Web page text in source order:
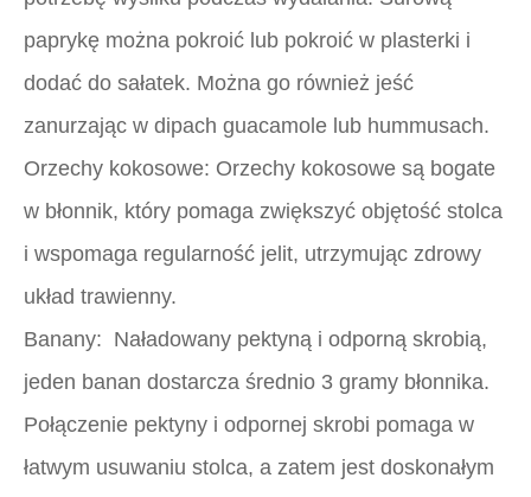
paprykę można pokroić lub pokroić w plasterki i
dodać do sałatek. Można go również jeść
zanurzając w dipach guacamole lub hummusach.
Orzechy kokosowe: Orzechy kokosowe są bogate
w błonnik, który pomaga zwiększyć objętość stolca
i wspomaga regularność jelit, utrzymując zdrowy
układ trawienny.
Banany: Naładowany pektyną i odporną skrobią,
jeden banan dostarcza średnio 3 gramy błonnika.
Połączenie pektyny i odpornej skrobi pomaga w
łatwym usuwaniu stolca, a zatem jest doskonałym